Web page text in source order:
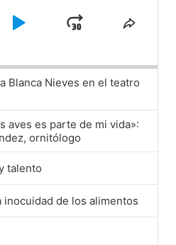
Play
JumpShare
Blanca Nieves en el teatro
aves es parte de mi vida»:
ornitólogo
talento
inocuidad de los alimentos